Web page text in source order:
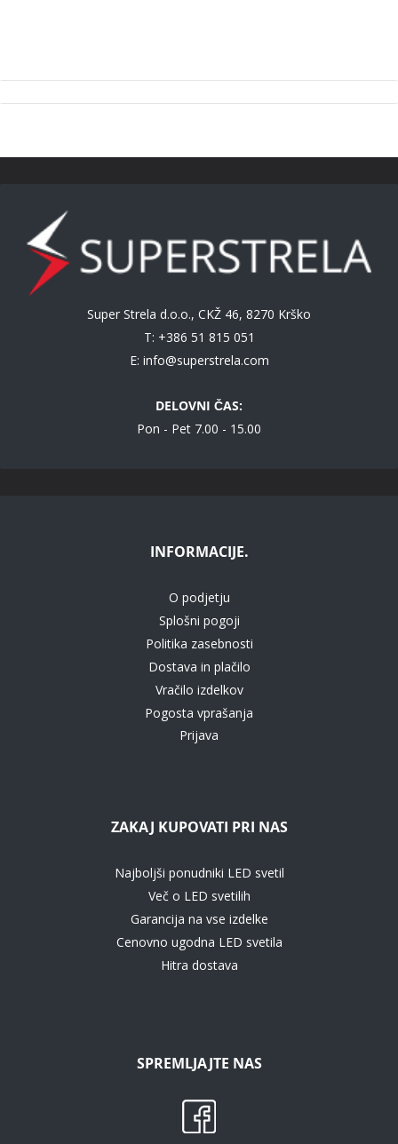
Super Strela d.o.o., CKŽ 46, 8270 Krško
T: +386 51 815 051
E: info@superstrela.com
DELOVNI ČAS:
Pon - Pet 7.00 - 15.00
INFORMACIJE.
O podjetju
Splošni pogoji
Politika zasebnosti
Dostava in plačilo
Vračilo izdelkov
Pogosta vprašanja
Prijava
ZAKAJ KUPOVATI PRI NAS
Najboljši ponudniki LED svetil
Več o LED svetilih
Garancija na vse izdelke
Cenovno ugodna LED svetila
Hitra dostava
SPREMLJAJTE NAS